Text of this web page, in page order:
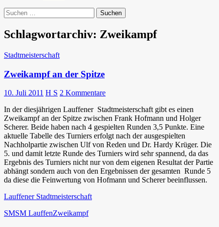
Suchen
nach:
Schlagwortarchiv: Zweikampf
Stadtmeisterschaft
Zweikampf an der Spitze
10. Juli 2011 H S 2 Kommentare
In der diesjährigen Lauffener Stadtmeisterschaft gibt es einen
Zweikampf an der Spitze zwischen Frank Hofmann und Holger
Scherer. Beide haben nach 4 gespielten Runden 3,5 Punkte. Eine
aktuelle Tabelle des Turniers erfolgt nach der ausgespielten
Nachholpartie zwischen Ulf von Reden und Dr. Hardy Krüger. Die
5. und damit letzte Runde des Turniers wird sehr spannend, da das
Ergebnis des Turniers nicht nur von dem eigenen Resultat der Partie
abhängt sondern auch von den Ergebnissen der gesamten Runde 5
da diese die Feinwertung von Hofmann und Scherer beeinflussen.
Lauffener Stadtmeisterschaft
SMSM LauffenZweikampf